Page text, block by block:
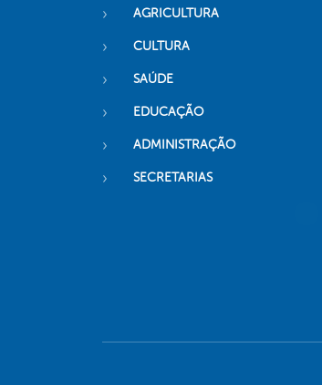
AGRICULTURA
CULTURA
SAÚDE
EDUCAÇÃO
ADMINISTRAÇÃO
SECRETARIAS